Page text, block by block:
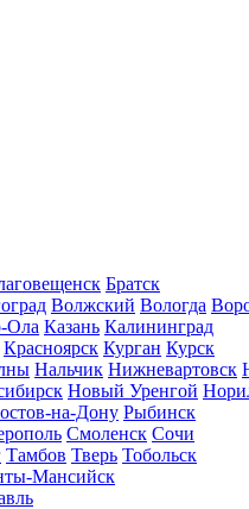
Братск
Волжский Вологда
Ола Казань Калининград
Красноярск Курган Курск
Нальчик Нижневартовск
Новый Уренгой
на-Дону Рыбинск
Смоленск Сочи
Тамбов Тверь Тобольск
Мансийск